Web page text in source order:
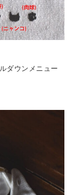
ダウンメニュー